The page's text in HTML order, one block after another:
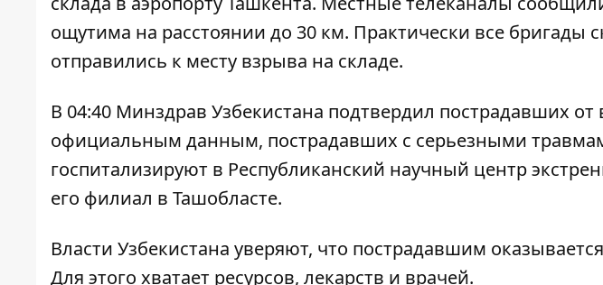
ощутима на расстоянии до 30 км. Практически все бригады
отправились к месту взрыва на складе.
В 04:40 Минздрав Узбекистана подтвердил пострадавших
официальным данным, пострадавших с серьезными
госпитализируют в Республиканский научный центр
его филиал в Ташобласте.
Власти Узбекистана уверяют, что пострадавшим
Для этого хватает ресурсов, лекарств и врачей.